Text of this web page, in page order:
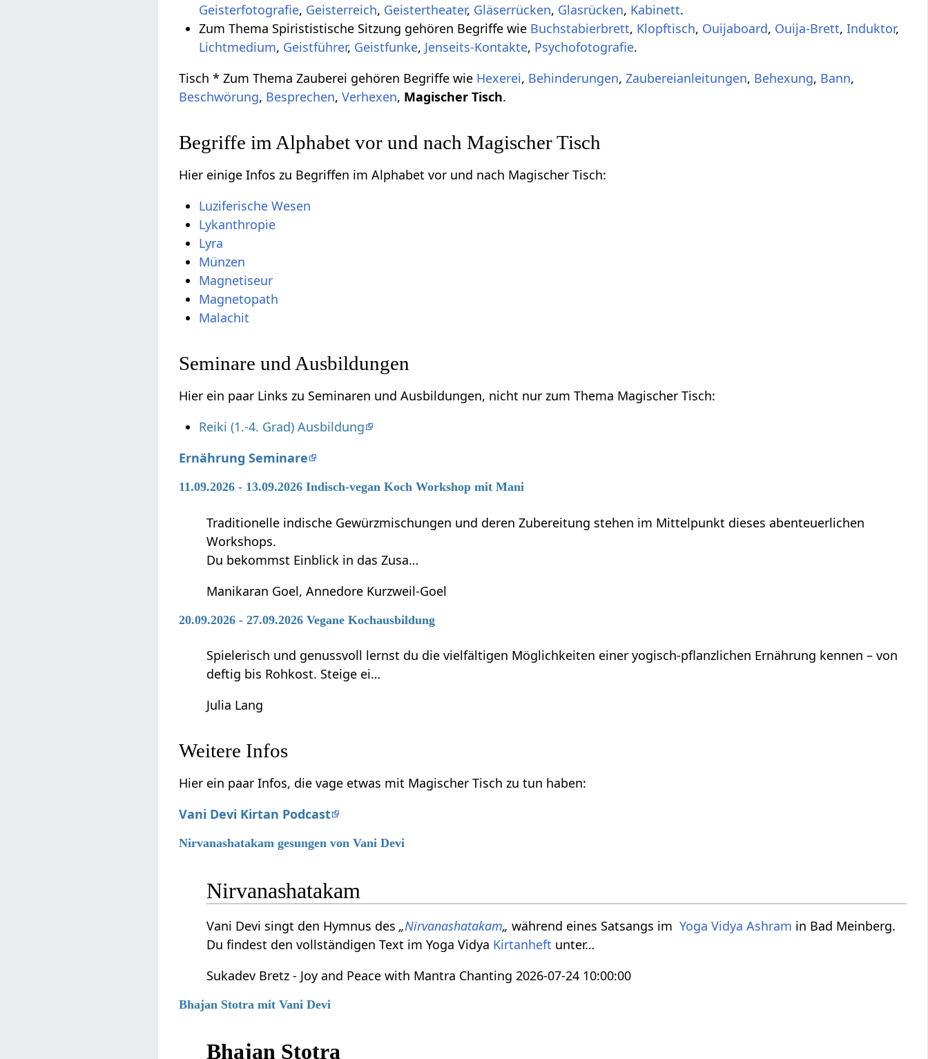
Geisterfotografie, Geisterreich, Geistertheater, Gläserrücken, Glasrücken, Kabinett.
Zum Thema Spirististische Sitzung gehören Begriffe wie Buchstabierbrett, Klopftisch, Ouijaboard, Ouija-Brett,Induktor,
Lichtmedium, Geistführer, Geistfunke, Jenseits-Kontakte, Psychofotografie.
Tisch * Zum Thema Zauberei gehören Begriffe wie Hexerei, Behinderungen,Zaubereianleitungen, Behexung, Bann,
Beschwörung, Besprechen,Verhexen, Magischer Tisch.
Begriffe im Alphabet vor und nach Magischer Tisch
Hier einige Infos zu Begriffen im Alphabet vor und nach Magischer Tisch:
Luziferische Wesen
Lykanthropie
Lyra
Münzen
Magnetiseur
Magnetopath
Malachit
Seminare und Ausbildungen
Hier ein paar Links zu Seminaren und Ausbildungen, nicht nur zum Thema Magischer Tisch:
Reiki (1.-4. Grad) Ausbildung
Ernährung Seminare
11.09.2026 - 13.09.2026 Indisch-vegan Koch Workshop mit Mani
Traditionelle indische Gewürzmischungen und deren Zubereitung stehen im Mittelpunkt dieses abenteuerlichen
Workshops.
Du bekommst Einblick in das Zusa…
Manikaran Goel, Annedore Kurzweil-Goel
20.09.2026 - 27.09.2026 Vegane Kochausbildung
Spielerisch und genussvoll lernst du die vielfältigen Möglichkeiten einer yogisch-pflanzlichen Ernährung kennen – von
deftig bis Rohkost. Steige ei…
Julia Lang
Weitere Infos
Hier ein paar Infos, die vage etwas mit Magischer Tisch zu tun haben:
Vani Devi Kirtan Podcast
Nirvanashatakam gesungen von Vani Devi
Nirvanashatakam
Vani Devi singt den Hymnus des„Nirvanashatakam„ während eines Satsangs imYoga Vidya Ashram in Bad Meinberg.
Du findest den vollständigen Text im Yoga Vidya Kirtanheft unter…
Sukadev Bretz - Joy and Peace with Mantra Chanting 2026-07-24 10:00:00
Bhajan Stotra mit Vani Devi
Bhajan Stotra